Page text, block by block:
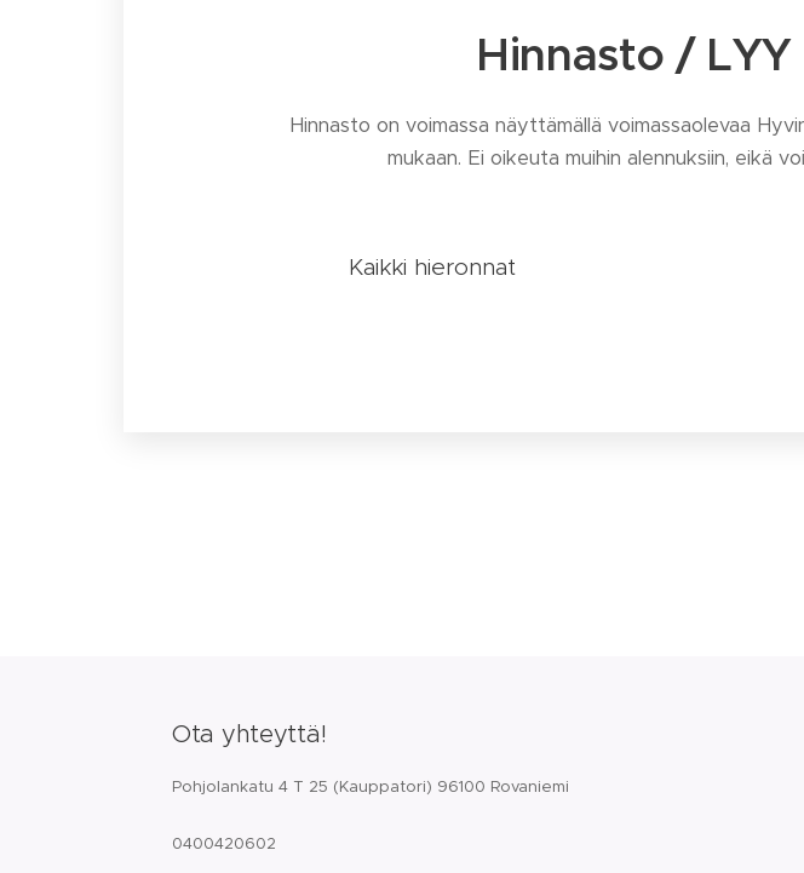
Hinnasto /
Hinnasto on voimassa näyttämällä voimassaolevaa
mukaan. Ei oikeuta muihin alennuksiin, eikä
Kaikki hieronnat
Ota yhteyttä!
Pohjolankatu 4 T 25 (Kauppatori) 96100 Rovaniemi
0400420602